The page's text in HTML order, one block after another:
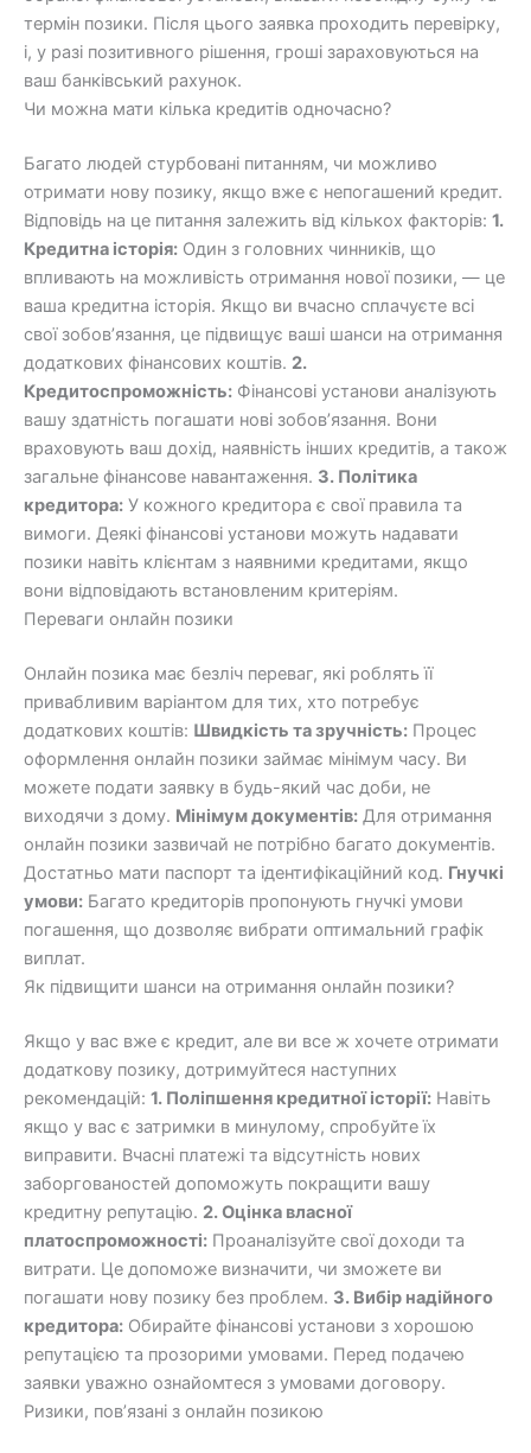
термін позики. Після цього заявка проходить перевірку,
і, у разі позитивного рішення, гроші зараховуються на
ваш банківський рахунок.
Чи можна мати кілька кредитів одночасно?
Багато людей стурбовані питанням, чи можливо
отримати нову позику, якщо вже є непогашений кредит.
Відповідь на це питання залежить від кількох факторів: 1.
Кредитна історія: Один з головних чинників, що
впливають на можливість отримання нової позики, — це
ваша кредитна історія. Якщо ви вчасно сплачуєте всі
свої зобов’язання, це підвищує ваші шанси на отримання
додаткових фінансових коштів. 2.
Кредитоспроможність: Фінансові установи аналізують
вашу здатність погашати нові зобов’язання. Вони
враховують ваш дохід, наявність інших кредитів, а також
загальне фінансове навантаження. 3. Політика
кредитора: У кожного кредитора є свої правила та
вимоги. Деякі фінансові установи можуть надавати
позики навіть клієнтам з наявними кредитами, якщо
вони відповідають встановленим критеріям.
Переваги онлайн позики
Онлайн позика має безліч переваг, які роблять її
привабливим варіантом для тих, хто потребує
додаткових коштів: Швидкість та зручність: Процес
оформлення онлайн позики займає мінімум часу. Ви
можете подати заявку в будь-який час доби, не
виходячи з дому. Мінімум документів: Для отримання
онлайн позики зазвичай не потрібно багато документів.
Достатньо мати паспорт та ідентифікаційний код. Гнучкі
умови: Багато кредиторів пропонують гнучкі умови
погашення, що дозволяє вибрати оптимальний графік
виплат.
Як підвищити шанси на отримання онлайн позики?
Якщо у вас вже є кредит, але ви все ж хочете отримати
додаткову позику, дотримуйтеся наступних
рекомендацій: 1. Поліпшення кредитної історії: Навіть
якщо у вас є затримки в минулому, спробуйте їх
виправити. Вчасні платежі та відсутність нових
заборгованостей допоможуть покращити вашу
кредитну репутацію. 2. Оцінка власної
платоспроможності: Проаналізуйте свої доходи та
витрати. Це допоможе визначити, чи зможете ви
погашати нову позику без проблем. 3. Вибір надійного
кредитора: Обирайте фінансові установи з хорошою
репутацією та прозорими умовами. Перед подачею
заявки уважно ознайомтеся з умовами договору.
Ризики, пов’язані з онлайн позикою